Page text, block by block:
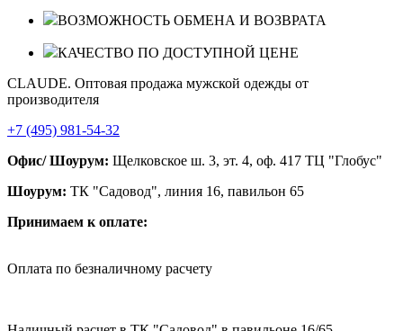
ВОЗМОЖНОСТЬ ОБМЕНА И ВОЗВРАТА
КАЧЕСТВО ПО ДОСТУПНОЙ ЦЕНЕ
CLAUDE. Оптовая продажа мужской одежды от
производителя
+7 (495) 981-54-32
Офис/ Шоурум: Щелковское ш. 3, эт. 4, оф. 417 ТЦ "Глобус"
Шоурум: ТК "Садовод", линия 16, павильон 65
Принимаем к оплате:
Оплата по безналичному расчету